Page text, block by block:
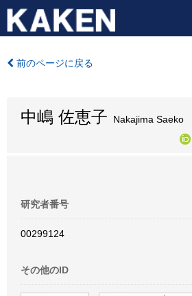
前のページに戻る
中嶋 佐恵子 Nakajima Saeko
研究者番号
00299124
その他のID